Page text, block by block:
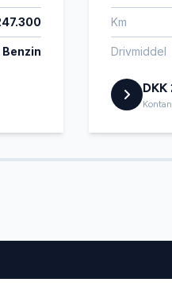
Benzin
Km
Drivmiddel